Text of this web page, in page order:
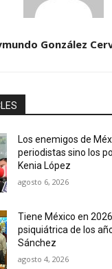
González
Los enemigos de
periodistas sino los
Kenia López
agosto 6, 2026
Tiene México en
psiquiátrica de los
Sánchez
agosto 4, 2026